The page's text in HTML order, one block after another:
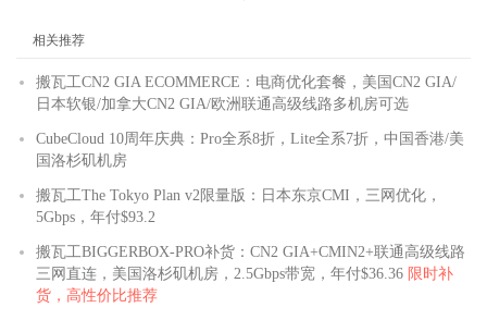
相关推荐
搬瓦工CN2 GIA ECOMMERCE：电商优化套餐，美国CN2 GIA/
日本软银/加拿大CN2 GIA/欧洲联通高级线路多机房可选
CubeCloud 10周年庆典：Pro全系8折，Lite全系7折，中国香港/美
国洛杉矶机房
搬瓦工The Tokyo Plan v2限量版：日本东京CMI，三网优化，
5Gbps，年付$93.2
搬瓦工BIGGERBOX-PRO补货：CN2 GIA+CMIN2+联通高级线路
三网直连，美国洛杉矶机房，2.5Gbps带宽，年付$36.36 限时补
货，高性价比推荐